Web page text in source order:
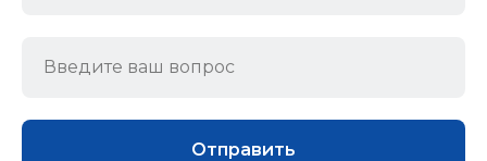
Отправить